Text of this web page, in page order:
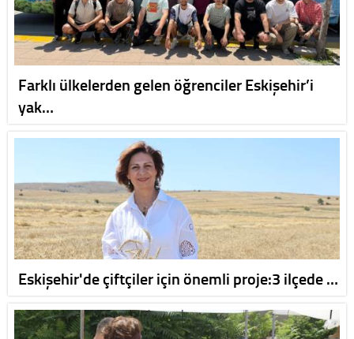
Farklı ülkelerden gelen öğrenciler Eskişehir’i
yak…
Eskişehir'de çiftçiler için önemli proje:3 ilçede …